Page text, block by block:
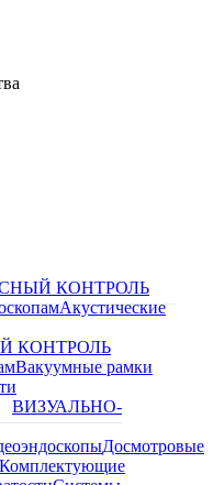
КОНТРОЛЬ
Акустические
КОНТРОЛЬ
Вакуумные рамки
ВИЗУАЛЬНО-
Досмотровые
Комплектующие